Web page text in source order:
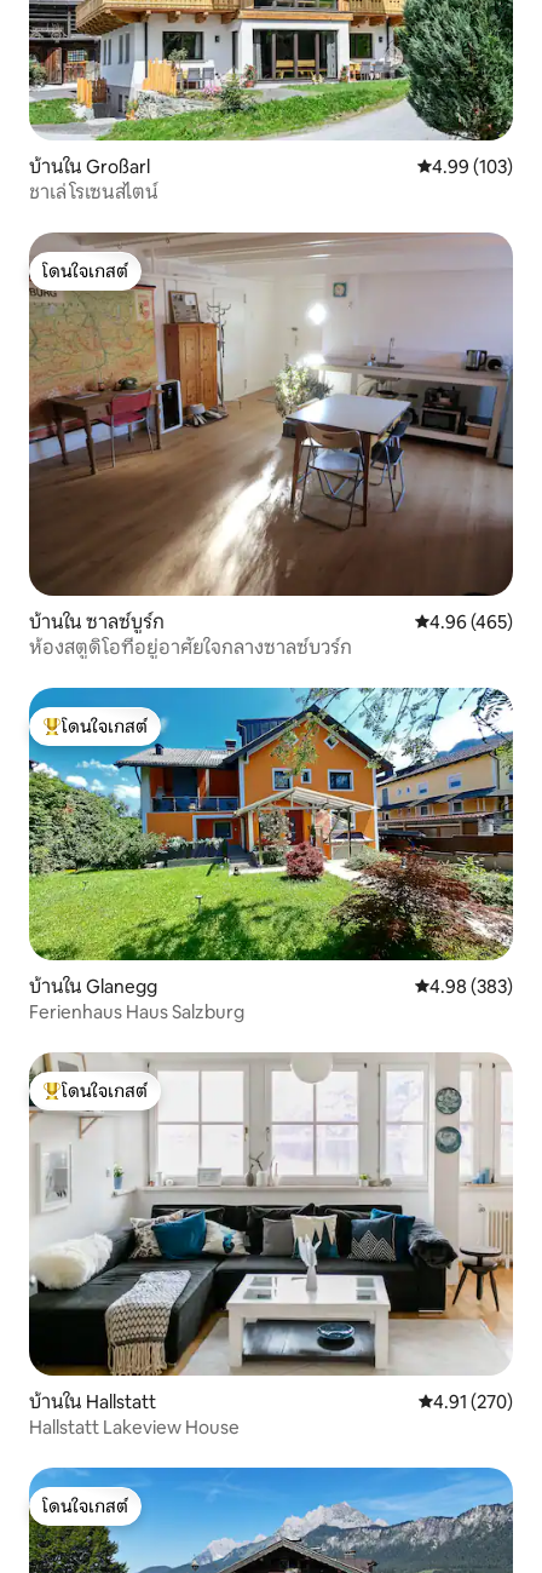
บ้านใน Großarl คะแนนเฉลี่ย
4.99 (103)
ชาเล่ โรเซนสไตน์
โดนใจเกสต์
โดนใจเกสต์
บ้านใน ซาลซ์บูร์ก คะแนนเฉลี่ย
4.96 (465)
ห้องสตูดิโอที่อยู่อาศัยใจกลางซาลซ์บวร์ก
โดนใจเกสต์ที่สุด
โดนใจเกสต์
บ้านใน Glanegg คะแนนเฉลี่ย
4.98 (383)
Ferienhaus Haus Salzburg
โดนใจเกสต์ที่สุด
โดนใจเกสต์
บ้านใน Hallstatt คะแนนเฉลี่ย
4.91 (270)
Hallstatt Lakeview House
โดนใจเกสต์
โดนใจเกสต์